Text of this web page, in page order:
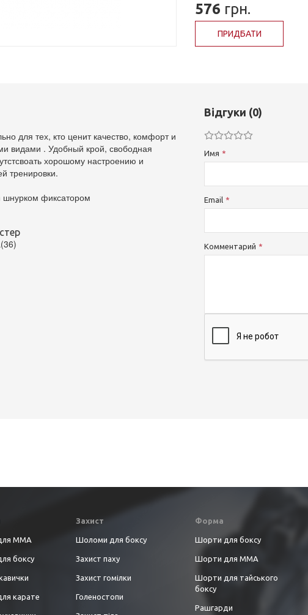
576 грн.
ПРИДБАТИ
для тех, кто ценит качество, комфорт и
видами . Удобный крой, свободная
хорошому настроению и
тренировки.
шнурком фиксатором
Відгуки (0)
Имя
Email
Комментарий
ММА
боксу
карате
Захист
Шоломи для боксу
Захист паху
Захист гомілки
Голеностопи
Форма
Шорти для боксу
Шорти для ММА
Шорти для тайського
боксу
Рашгарди